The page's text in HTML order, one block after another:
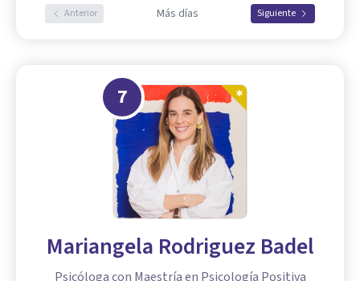
Anterior Más días Siguiente
7
Mariangela Rodriguez Badel
Psicóloga con Maestría en Psicología Positiva